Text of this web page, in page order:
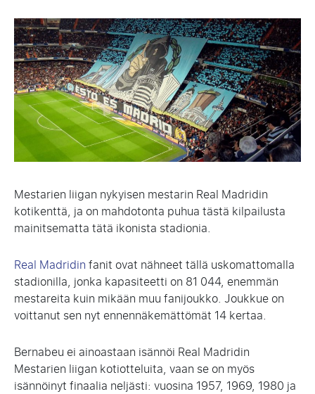
Mestarien liigan nykyisen mestarin Real Madridin
kotikenttä, ja on mahdotonta puhua tästä kilpailusta
mainitsematta tätä ikonista stadionia.
Real Madridinfanit ovat nähneet tällä uskomattomalla
stadionilla, jonka kapasiteetti on 81 044, enemmän
mestareita kuin mikään muu fanijoukko. Joukkue on
voittanut sen nyt ennennäkemättömät 14 kertaa.
Bernabeu ei ainoastaan isännöi Real Madridin
Mestarien liigan kotiotteluita, vaan se on myös
isännöinyt finaalia neljästi: vuosina 1957, 1969, 1980 ja